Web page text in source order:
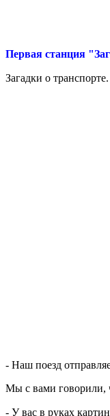
Первая станция
Загадки о транспорте.
- Наш поезд
Мы с вами говорили,
- У вас в руках